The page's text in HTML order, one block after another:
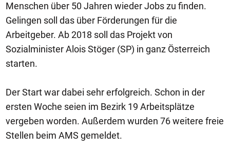
Menschen über 50 Jahren wieder Jobs zu finden.
Gelingen soll das über Förderungen für die
Arbeitgeber. Ab 2018 soll das Projekt von
Sozialminister Alois Stöger (SP) in ganz Österreich
starten.
Der Start war dabei sehr erfolgreich. Schon in der
ersten Woche seien im Bezirk 19 Arbeitsplätze
vergeben worden. Außerdem wurden 76 weitere freie
Stellen beim AMS gemeldet.